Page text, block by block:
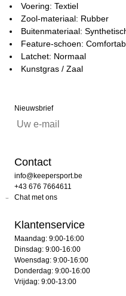
Voering: Textiel
Zool-materiaal: Rubber
Buitenmateriaal:
Feature-schoen:
Latchet: Normaal
Kunstgras / Zaal
Nieuwsbrief
Contact
info@keepersport.be
+43 676 7664611
Chat met ons
Klantenservice
Maandag: 9:00-16:00
Dinsdag: 9:00-16:00
Woensdag: 9:00-16:00
Donderdag: 9:00-16:00
Vrijdag: 9:00-13:00